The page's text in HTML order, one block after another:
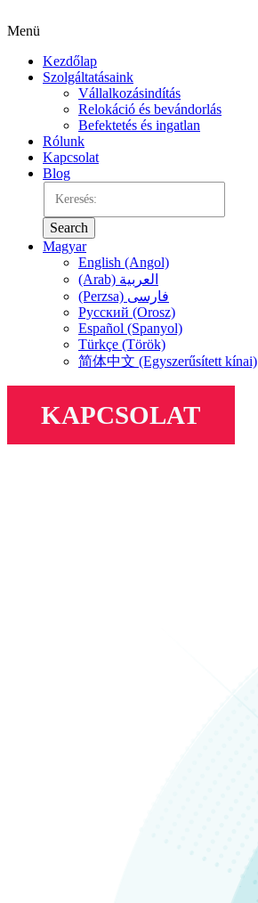
Menü
Kezdőlap
Szolgáltatásaink
Vállalkozásindítás
Relokáció és bevándorlás
Befektetés és ingatlan
Rólunk
Kapcsolat
Blog
Search
Magyar
English (Angol)
(Arab) العربية
(Perzsa) فارسی
Русский (Orosz)
Español (Spanyol)
Türkçe (Török)
简体中文 (Egyszerűsített kínai)
KAPCSOLAT